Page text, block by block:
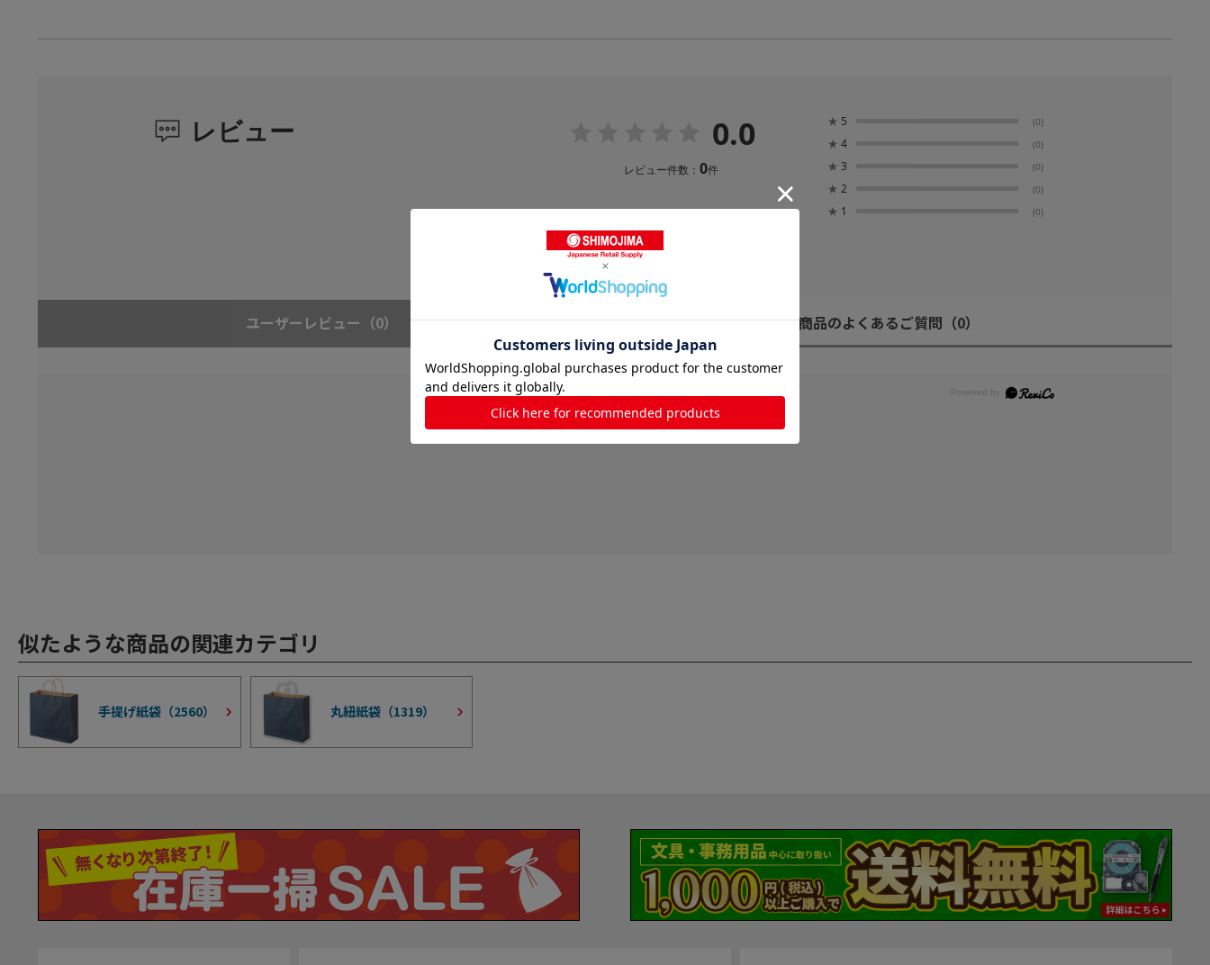
レビュー 0.0
レビュー件数： 0件
★ 5 (0)
★ 4 (0)
★ 3 (0)
★ 2 (0)
★ 1 (0)
ユーザーレビュー （0） 商品のよくあるご質問 （0）
レビューはありません。
似たような商品の関連カテゴリ
手提げ紙袋（2560） 丸紐紙袋（1319）